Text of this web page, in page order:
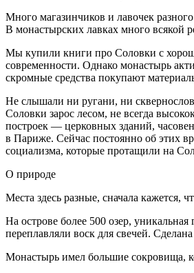
Много магазинчиков и лавочек
В монастырских лавках много всякой
Мы купили книги про Соловки с
современности. Однако монастырь
скромные средства покупают
Не слышали ни ругани, ни
Соловки зарос лесом, не всегда высо
построек — церковных зданий,
в Париже. Сейчас постоянно об этих
социализма, которые протащили на
О природе
Места здесь разные, сначала кажется,
На острове более 500 озер,
переплавляли воск для свечей.
Монастырь имел большие сокровища,